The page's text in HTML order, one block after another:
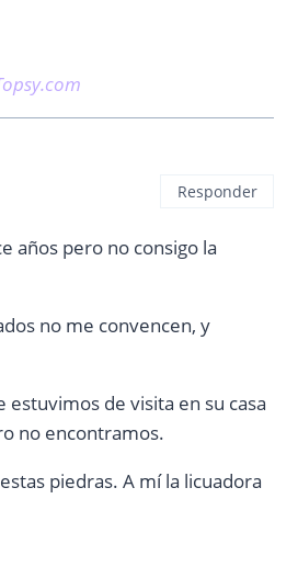
años pero no consigo la
no me convencen, y
estuvimos de visita en su casa
no encontramos.
piedras. A mí la licuadora
Responder